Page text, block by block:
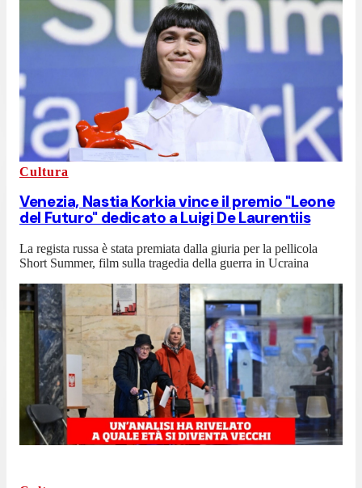
Cultura
Venezia, Nastia Korkia vince il premio "Leone
del Futuro" dedicato a Luigi De Laurentiis
La regista russa è stata premiata dalla giuria per la pellicola
Short Summer, film sulla tragedia della guerra in Ucraina